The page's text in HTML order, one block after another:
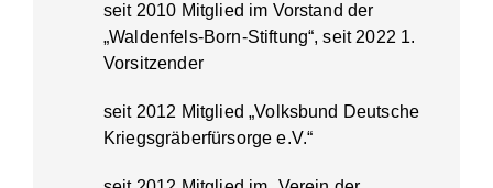
seit 2010 Mitglied im Vorstand der
„Waldenfels-Born-Stiftung“, seit 2022 1.
Vorsitzender
seit 2012 Mitglied „Volksbund Deutsche
Kriegsgräberfürsorge e.V.“